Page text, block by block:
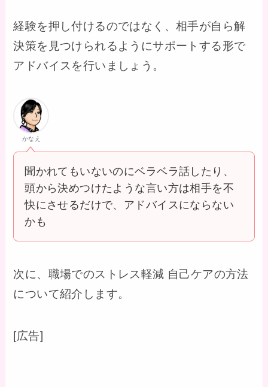
経験を押し付けるのではなく、相手が自ら解
決策を見つけられるようにサポートする形で
アドバイスを行いましょう。
かなえ
聞かれてもいないのにベラベラ話したり、
頭から決めつけたような言い方は相手を不
快にさせるだけで、アドバイスにならない
かも
次に、職場でのストレス軽減 自己ケアの方法
について紹介します。
[広告]